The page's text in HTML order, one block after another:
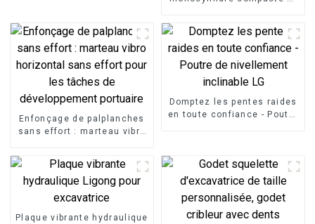
Enfonçage de palplanches
sans effort : marteau vibro
développement portuaire
Domptez les pentes raides
en toute confiance - Poutre
Plaque vibrante hydraulique